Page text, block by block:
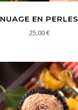
NUAGE EN PERLES
25,00€